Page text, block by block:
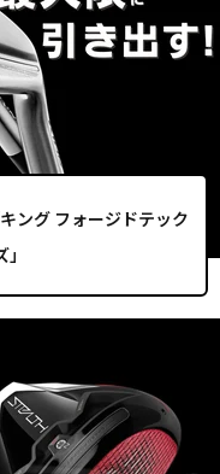
ング フォージドテック